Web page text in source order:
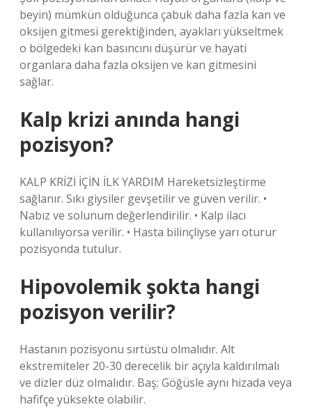
beyin) mümkün olduğunca çabuk daha fazla kan ve
oksijen gitmesi gerektiğinden, ayakları yükseltmek
o bölgedeki kan basıncını düşürür ve hayati
organlara daha fazla oksijen ve kan gitmesini
sağlar.
Kalp krizi anında hangi
pozisyon?
KALP KRİZİ İÇİN İLK YARDIM Hareketsizleştirme
sağlanır. Sıkı giysiler gevşetilir ve güven verilir. •
Nabız ve solunum değerlendirilir. • Kalp ilacı
kullanılıyorsa verilir. • Hasta bilinçliyse yarı oturur
pozisyonda tutulur.
Hipovolemik şokta hangi
pozisyon verilir?
Hastanın pozisyonu sırtüstü olmalıdır. Alt
ekstremiteler 20-30 derecelik bir açıyla kaldırılmalı
ve dizler düz olmalıdır. Baş; Göğüsle aynı hizada veya
hafifçe yüksekte olabilir.